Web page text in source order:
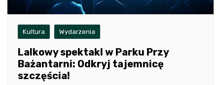
Kultura Wydarzenia
Lalkowy spektakl w Parku Przy
Bażantarni: Odkryj tajemnicę
szczęścia!